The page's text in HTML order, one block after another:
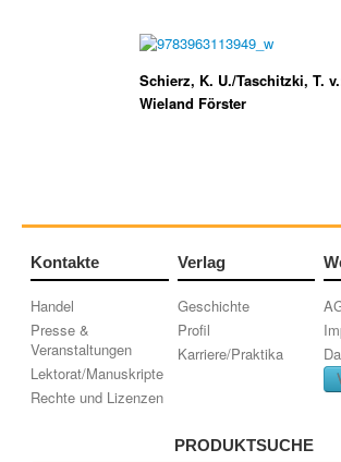
Schierz, K. U./Taschitzki, T.
Wieland Förster
Kontakte
Handel
Presse &
Veranstaltungen
Lektorat/Manuskripte
Rechte und Lizenzen
Verlag
Geschichte
Profil
Karriere/Praktika
PRODUKTSUCHE